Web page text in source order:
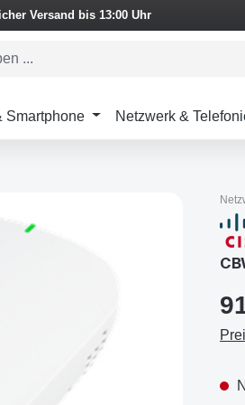
Versand bis 13:00 Uhr
Smartphone Netzwerk &